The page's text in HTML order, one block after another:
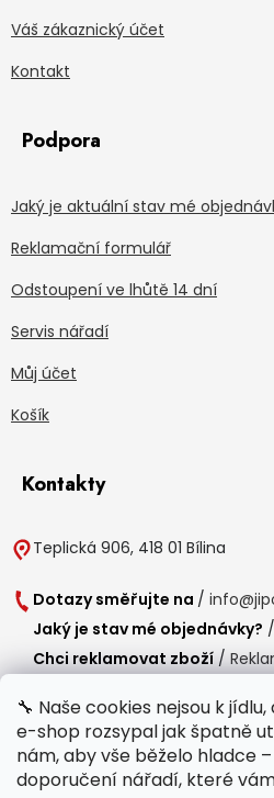
🔧 Naše cookies nejsou k
e-shop rozsypal jak špatně
nám, aby vše běželo hladce
doporučení nářadí, které
Váš zákaznický účet
Kontakt
Podpora
Jaký je aktuální stav mé
Reklamační formulář
Odstoupení ve lhůtě 14 dní
Servis nářadí
Můj účet
Košík
Kontakty
Teplická 906, 418 01 Bílina
Dotazy směřujte na /
Jaký je stav mé objednávky? /
Chci reklamovat zboží /
Provozní doba
Po-Čt / 8:00 - 15:00